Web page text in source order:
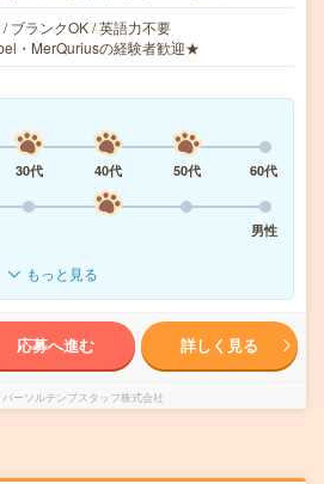
ブランクOK / 英語力不要
・MerQuriusの経験者歓迎★
30代 40代 50代
60代
男性
もっと見る
応募へ進む 詳しく見る
パーソルテンプスタッフ株式会社